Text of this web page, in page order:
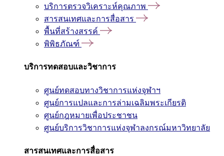
บริการตรวจวิเคราะห์คุณภาพ
สารสนเทศและการสื่อสาร
พื้นที่สร้างสรรค์
พิพิธภัณฑ์
บริการทดสอบและวิชาการ
ศูนย์ทดสอบทางวิชาการแห่งจุฬาฯ
ศูนย์การแปลและการล่ามเฉลิมพระเกียรติ
ศูนย์กฎหมายเพื่อประชาชน
ศูนย์บริการวิชาการแห่งจุฬาลงกรณ์มหาวิทยาลัย
สารสนเทศและการสื่อสาร